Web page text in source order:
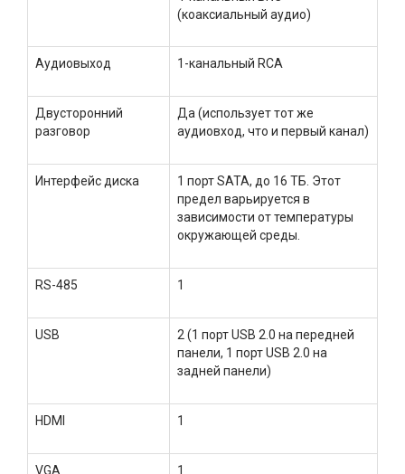
(коаксиальный аудио)
Аудиовыход 1-канальный RCA
Двусторонний
разговор
Да (использует тот же
аудиовход, что и первый канал)
Интерфейс диска
1 порт SATA, до 16 ТБ. Этот
предел варьируется в
зависимости от температуры
окружающей среды.
RS-485 1
USB
2 (1 порт USB 2.0 на передней
панели, 1 порт USB 2.0 на
задней панели)
HDMI 1
VGA 1